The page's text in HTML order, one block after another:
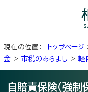
現在の位置： トップページ
金 > 市税のあらまし > 軽
自賠責保険（強制